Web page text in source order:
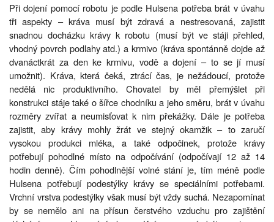
Při dojení pomocí robotu je podle Hulsena potřeba brát v úvahu
tři aspekty – kráva musí být zdravá a nestresovaná, zajistit
snadnou docházku krávy k robotu (musí být ve stáji přehled,
vhodný povrch podlahy atd.) a krmivo (kráva spontánně dojde až
dvanáctkrát za den ke krmivu, vodě a dojení – to se jí musí
umožnit). Kráva, která čeká, ztrácí čas, je nežádoucí, protože
nedělá nic produktivního. Chovatel by měl přemýšlet při
konstrukci stáje také o šířce chodníku a jeho směru, brát v úvahu
rozměry zvířat a neumisťovat k nim překážky. Dále je potřeba
zajistit, aby krávy mohly žrát ve stejný okamžik – to zaručí
vysokou produkci mléka, a také odpočinek, protože krávy
potřebují pohodlné místo na odpočívání (odpočívají 12 až 14
hodin denně). Čím pohodlnější volné stání je, tím méně podle
Hulsena potřebují podestýlky krávy se speciálními potřebami.
Vrchní vrstva podestýlky však musí být vždy suchá. Nezapomínat
by se nemělo ani na přísun čerstvého vzduchu pro zajištění